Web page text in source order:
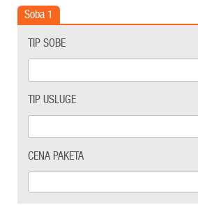
Soba 1
TIP SOBE
TIP USLUGE
CENA PAKETA